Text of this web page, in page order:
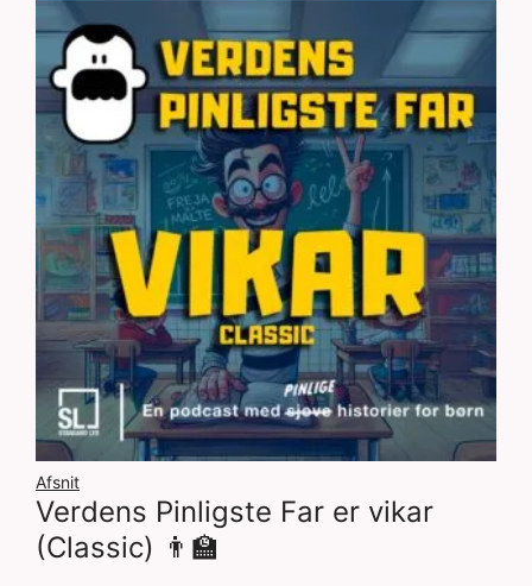
Afsnit
Verdens Pinligste Far er vikar
(Classic) 👨‍🏫